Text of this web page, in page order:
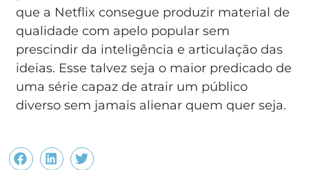
que a Netflix consegue produzir material de
qualidade com apelo popular sem
prescindir da inteligência e articulação das
ideias. Esse talvez seja o maior predicado de
uma série capaz de atrair um público
diverso sem jamais alienar quem quer seja.